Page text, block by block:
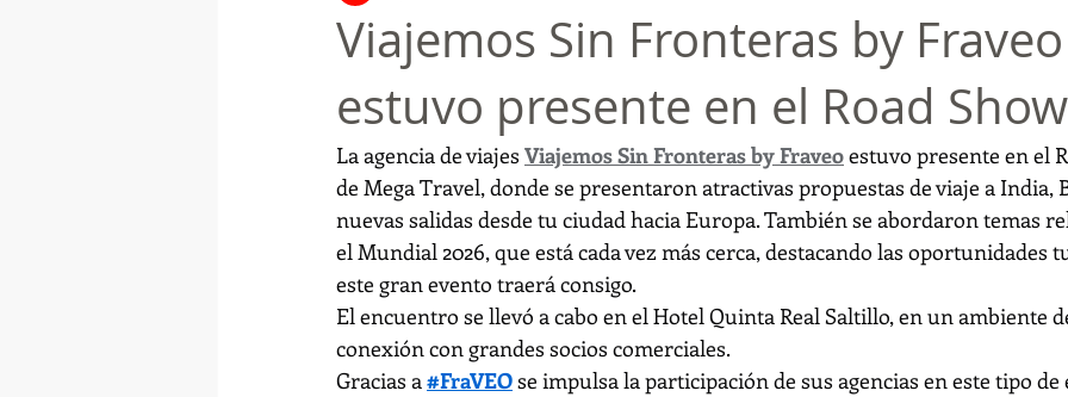
Viajemos Sin Fronteras by Fraveo
estuvo presente en el Road
La agencia de viajes Viajemos Sin Fronteras by Fraveo estuvo presente en el
de Mega Travel, donde se presentaron atractivas propuestas de viaje a India,
nuevas salidas desde tu ciudad hacia Europa. También se abordaron temas
el Mundial 2026, que está cada vez más cerca, destacando las oportunidades
este gran evento traerá consigo.
El encuentro se llevó a cabo en el Hotel Quinta Real Saltillo, en un ambiente
conexión con grandes socios comerciales.
Gracias a #FraVEO se impulsa la participación de sus agencias en este tipo de